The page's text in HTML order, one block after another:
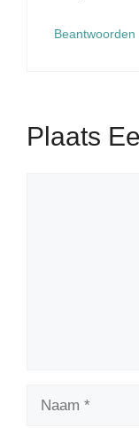
Beantwoorden
Plaats